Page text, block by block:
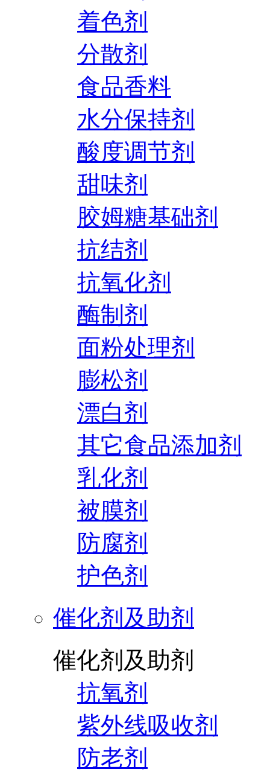
着色剂
分散剂
食品香料
水分保持剂
酸度调节剂
甜味剂
胶姆糖基础剂
抗结剂
抗氧化剂
酶制剂
面粉处理剂
膨松剂
漂白剂
其它食品添加剂
乳化剂
被膜剂
防腐剂
护色剂
催化剂及助剂
催化剂及助剂
抗氧剂
紫外线吸收剂
防老剂